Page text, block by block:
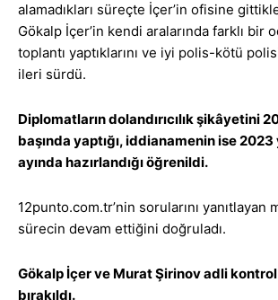
alamadıkları süreçte İçer’in ofisine
Gökalp İçer’in kendi aralarında farklı bir
toplantı yaptıklarını ve iyi polis-kötü
ileri sürdü.
Diplomatların dolandırıcılık şikâyetini
başında yaptığı, iddianamenin ise 2023
ayında hazırlandığı öğrenildi.
12punto.com.tr’nin sorularını yanıtlayan
sürecin devam ettiğini doğruladı.
Gökalp İçer ve Murat Şirinov adli
bırakıldı.